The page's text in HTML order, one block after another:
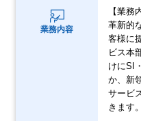
業務内容
【業務
革新的
客様に
ビス本
けにSI
か、新
サービ
きます。